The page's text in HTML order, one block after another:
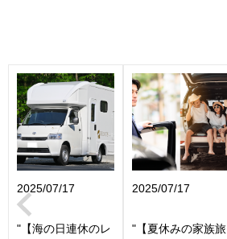
2025/07/17
"【海の日連休のレ
2025/07/17
"【夏休みの家族旅